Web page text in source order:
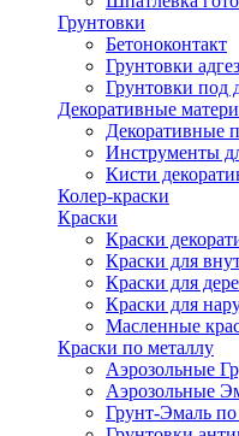
Грунтовки
Бетоноконтакт
Грунтовки
Грунтовки под
Декоративные
Декоративные
Инструменты
Кисти
Колер-краски
Краски
Краски
Краски для
Краски для
Краски для
Масленные
Краски по металлу
Аэрозольные
Аэрозольные
Грунт-Эмаль